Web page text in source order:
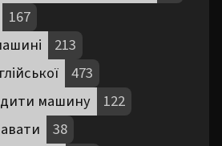
167
213
473
машину
122
38